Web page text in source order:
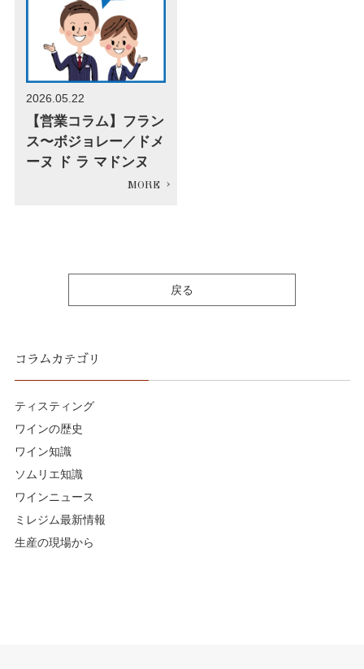
2026.05.22
【営業コラム】フラン
ス〜ボジョレー／ドメ
ーヌ ド ラ マドンヌ
戻る
コラムカテゴリ
ティスティング
ワインの歴史
ワイン知識
ソムリエ知識
ワインニュース
ミレジム最新情報
生産の現場から